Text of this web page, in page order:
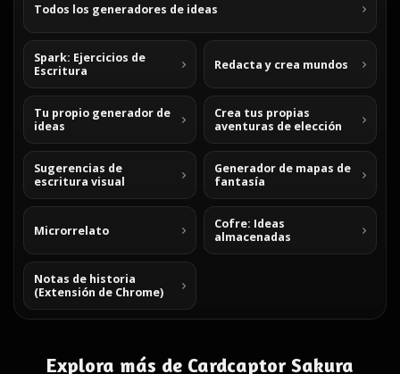
Todos los generadores de ideas
Spark: Ejercicios de
Escritura
Redacta y crea mundos
Tu propio generador de
ideas
Crea tus propias
aventuras de elección
Sugerencias de
escritura visual
Generador de mapas de
fantasía
Microrrelato
Cofre: Ideas
almacenadas
Notas de historia
(Extensión de Chrome)
Explora más de Cardcaptor Sakura